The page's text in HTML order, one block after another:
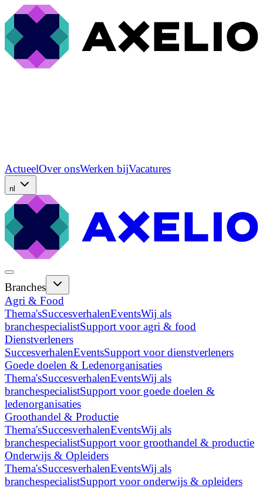
ActueelOver onsWerken bijVacatures
nl
Branches
Agri & Food
Thema'sSuccesverhalenEventsWij als
branchespecialistSupport voor agri & food
Dienstverleners
SuccesverhalenEventsSupport voor dienstverleners
Goede doelen & Ledenorganisaties
Thema'sSuccesverhalenEventsWij als
branchespecialistSupport voor goede doelen &
ledenorganisaties
Groothandel & Productie
Thema'sSuccesverhalenEventsWij als
branchespecialistSupport voor groothandel & productie
Onderwijs & Opleiders
Thema'sSuccesverhalenEventsWij als
branchespecialistSupport voor onderwijs & opleiders